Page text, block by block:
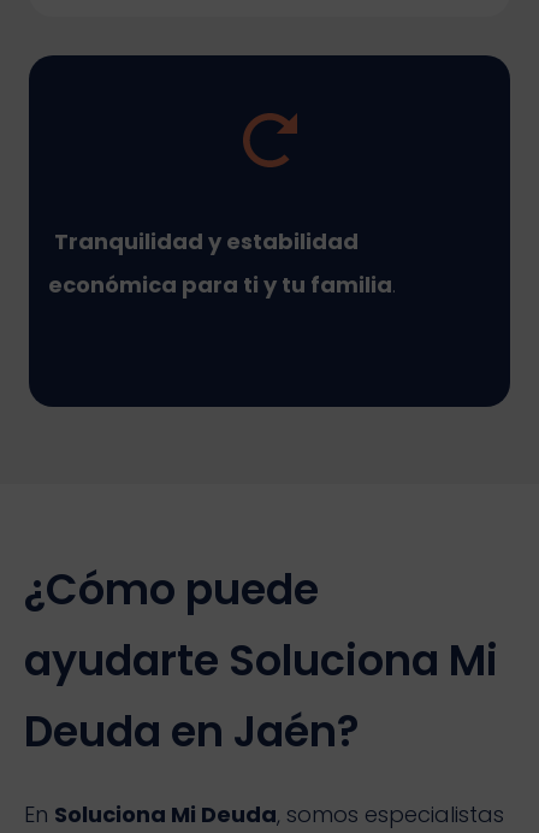
Tranquilidad y estabilidad
económica para ti y tu familia.
¿Cómo puede
ayudarte Soluciona Mi
Deuda en Jaén?
En Soluciona Mi Deuda, somos especialistas